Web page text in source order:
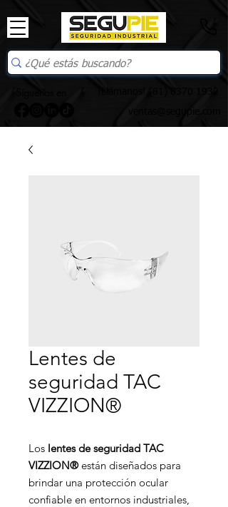
Lentes de
seguridad TAC
VIZZION®
Los lentes de seguridad TAC
VIZZION®están diseñados para
brindar una protección ocular
confiable en entornos industriales,